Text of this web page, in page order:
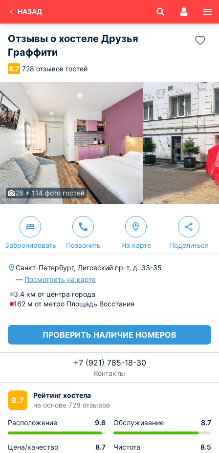
НАЗАД
Отзывы о хостеле Друзья
Граффити
8.7 728 отзывов гостей
28 + 114 фото гостей
Забронировать Позвонить На карте Поделиться
Санкт-Петербург, Лиговский пр-т, д. 33-35
— Посмотреть на карте
3.4 км от центра города
162 м от метро Площадь Восстания
ПРОВЕРИТЬ НАЛИЧИЕ НОМЕРОВ
+7 (921) 785-18-30
Контакты
8.7
Рейтинг хостела
на основе 728 отзывов
Расположение 9.6 Обслуживание 8.7
Цена/качество 8.7 Чистота 8.5